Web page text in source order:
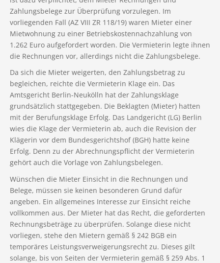
Zahlungsbelege zur Überprüfung vorzulegen. Im
vorliegenden Fall (AZ VIII ZR 118/19) waren Mieter einer
Mietwohnung zu einer Betriebskostennachzahlung von
1.262 Euro aufgefordert worden. Die Vermieterin legte ihnen
die Rechnungen vor, allerdings nicht die Zahlungsbelege.
Da sich die Mieter weigerten, den Zahlungsbetrag zu
begleichen, reichte die Vermieterin Klage ein. Das
Amtsgericht Berlin-Neukölln hat der Zahlungsklage
grundsätzlich stattgegeben. Die Beklagten (Mieter) hatten
mit der Berufungsklage Erfolg. Das Landgericht (LG) Berlin
wies die Klage der Vermieterin ab, auch die Revision der
Klägerin vor dem Bundesgerichtshof (BGH) hatte keine
Erfolg. Denn zu der Abrechnungspflicht der Vermieterin
gehört auch die Vorlage von Zahlungsbelegen.
Wünschen die Mieter Einsicht in die Rechnungen und
Belege, müssen sie keinen besonderen Grund dafür
angeben. Ein allgemeines Interesse zur Einsicht reiche
vollkommen aus. Der Mieter hat das Recht, die geforderten
Rechnungsbeträge zu überprüfen. Solange diese nicht
vorliegen, stehe den Mietern gemäß § 242 BGB ein
temporäres Leistungsverweigerungsrecht zu. Dieses gilt
solange, bis von Seiten der Vermieterin gemäß § 259 Abs. 1